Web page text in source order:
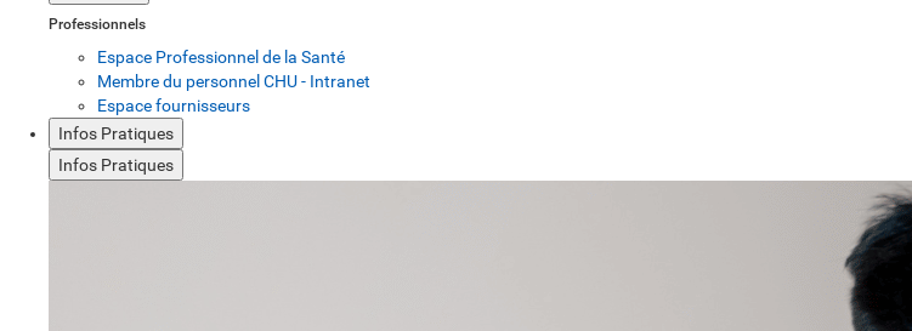
Professionnels
Espace Professionnel de la Santé
Membre du personnel CHU - Intranet
Espace fournisseurs
Infos Pratiques
Infos Pratiques